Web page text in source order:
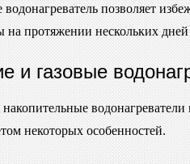
водонагреватель позволяет
на протяжении нескольких
и газовые
некоторых особенностей.